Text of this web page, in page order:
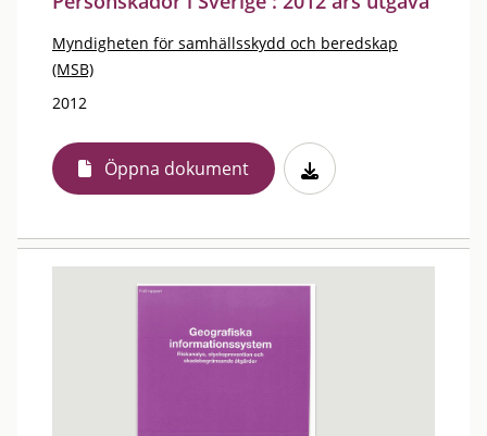
Myndigheten för samhällsskydd och beredskap
(MSB)
2012
Öppna dokument